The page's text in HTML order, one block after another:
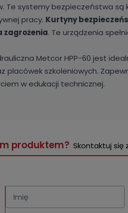
Te systemy bezpieczeństwa
pracy. Kurtyny
zagrożenia. Te urządzenia
Metcor HPP-60 jest
placówek szkoleniowych.
w edukacji technicznej.
produktem? Skontaktuj się